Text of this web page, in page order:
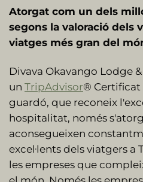
Atorgat com un dels
segons la valoració dels
viatges més gran del
Divava Okavango Lodge
un TripAdvisor® Certificat
guardó, que reconeix
hospitalitat, només
aconsegueixen
excel·lents dels viatgers a
les empreses que